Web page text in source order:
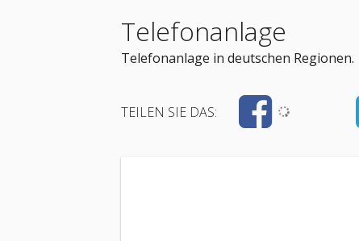
Telefonanlage
Telefonanlage in deutschen Regionen.
TEILEN SIE DAS: